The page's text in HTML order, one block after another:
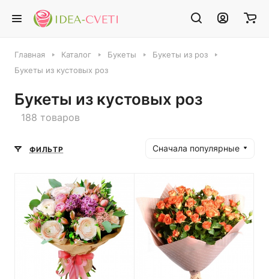
Главная Каталог Букеты
Букеты из роз
Букеты из кустовых роз
Букеты из кустовых роз
188 товаров
ФИЛЬТР Сначала популярные